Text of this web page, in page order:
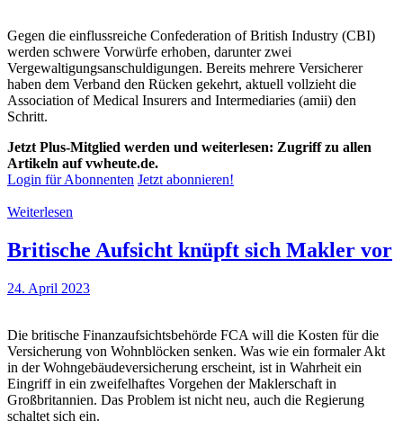
Gegen die einflussreiche Confederation of British Industry (CBI)
werden schwere Vorwürfe erhoben, darunter zwei
Vergewaltigungsanschuldigungen. Bereits mehrere Versicherer
haben dem Verband den Rücken gekehrt, aktuell vollzieht die
Association of Medical Insurers and Intermediaries (amii) den
Schritt.
Jetzt Plus-Mitglied werden und weiterlesen: Zugriff zu allen
Artikeln auf vwheute.de.
Login für Abonnenten Jetzt abonnieren!
Weiterlesen
Britische Aufsicht knüpft sich Makler vor
24. April 2023
Die britische Finanzaufsichtsbehörde FCA will die Kosten für die
Versicherung von Wohnblöcken senken. Was wie ein formaler Akt
in der Wohngebäudeversicherung erscheint, ist in Wahrheit ein
Eingriff in ein zweifelhaftes Vorgehen der Maklerschaft in
Großbritannien. Das Problem ist nicht neu, auch die Regierung
schaltet sich ein.